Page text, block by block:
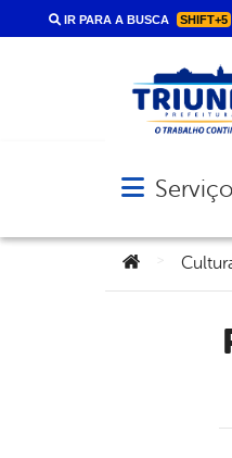
IR PARA A BUSCA SHIFT+5
Abrir menu
Você está
Prefeitura de